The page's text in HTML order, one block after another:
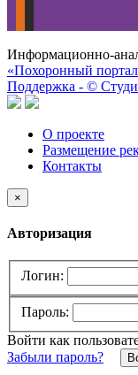
Информационно-
«Похоронный
Поддержка - ©
О проекте
Размещение
Контакты
×
Авторизация
Логин:
Пароль:
Войти как
Забыли пароль?